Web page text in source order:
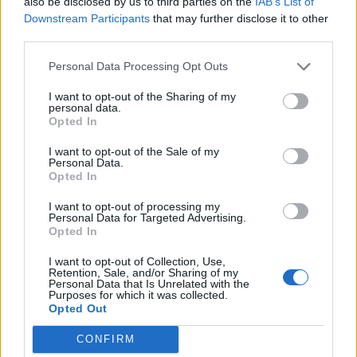
Downstream Participants that may further disclose it to other
Personal Data Processing Opt Outs
I want to opt-out of the Sharing of my
personal data.
Opted In
I want to opt-out of the Sale of my
Personal Data.
Opted In
I want to opt-out of processing my
Personal Data for Targeted Advertising.
Opted In
I want to opt-out of Collection, Use,
Retention, Sale, and/or Sharing of my
Personal Data that Is Unrelated with the
Purposes for which it was collected.
Opted Out
CONFIRM
In evidenza